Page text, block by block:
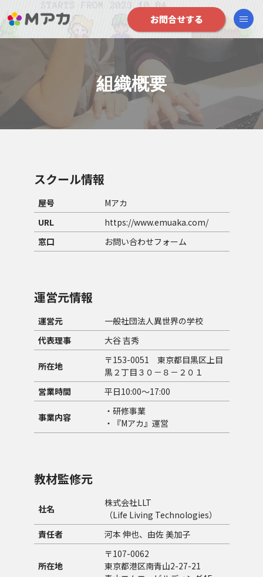
お問合せする
組織概要
スクール情報
屋号
Mアカ
URL
https://www.emuaka.com/
窓口
お問い合わせフォーム
運営元情報
運営元
一般社団法人異世界の学校
代表理事
大谷 吉秀
所在地
〒153-0051 東京都目黒区上目
黒２丁目３０－８－２０１
営業時間
平日10:00～17:00
事業内容
・ 研修事業
・『Mアカ』運営
教材監修元
社名
株式会社LLT
（Life Living Technologies）
責任者
河本 伸也、由佐 美加子
所在地
〒107-0062
東京都港区南青山2-27-21